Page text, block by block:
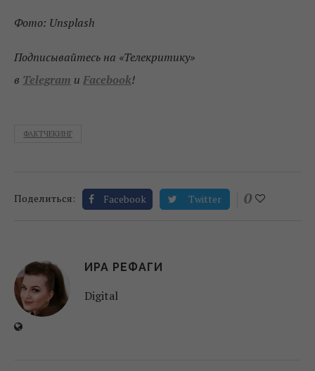
Фото: Unsplash
Подписывайтесь на «Телекритику»
в Telegram и Facebook!
ФАКТЧЕКИНГ
Поделиться: Facebook Twitter 0
ИРА РЕФАГИ
Digital